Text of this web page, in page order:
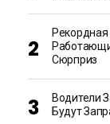
Сюрприз
Водители
Будут